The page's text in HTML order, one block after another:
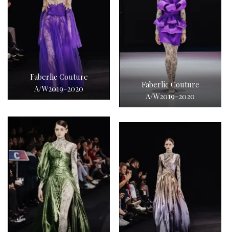
Faberlic Couture
A/W2019-2020
Faberlic Couture
A/W2019-2020